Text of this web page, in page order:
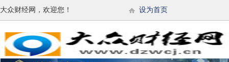
大众财经网，欢迎您！ 设为首页